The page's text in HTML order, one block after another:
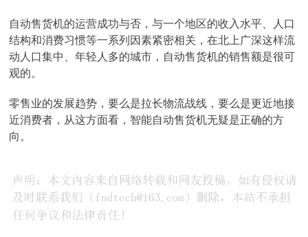
自动售货机的运营成功与否，与一个地区的收入水平、人口
结构和消费习惯等一系列因素紧密相关，在北上广深这样流
动人口集中、年轻人多的城市，自动售货机的销售额是很可
观的。
零售业的发展趋势，要么是拉长物流战线，要么是更近地接
近消费者，从这方面看，智能自动售货机无疑是正确的方
向。